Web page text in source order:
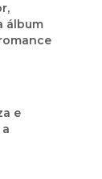
álbum
e